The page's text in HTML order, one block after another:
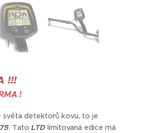
!!!
!
světa detektorů kovu, to je
. Tato LTD limitovaná edice má